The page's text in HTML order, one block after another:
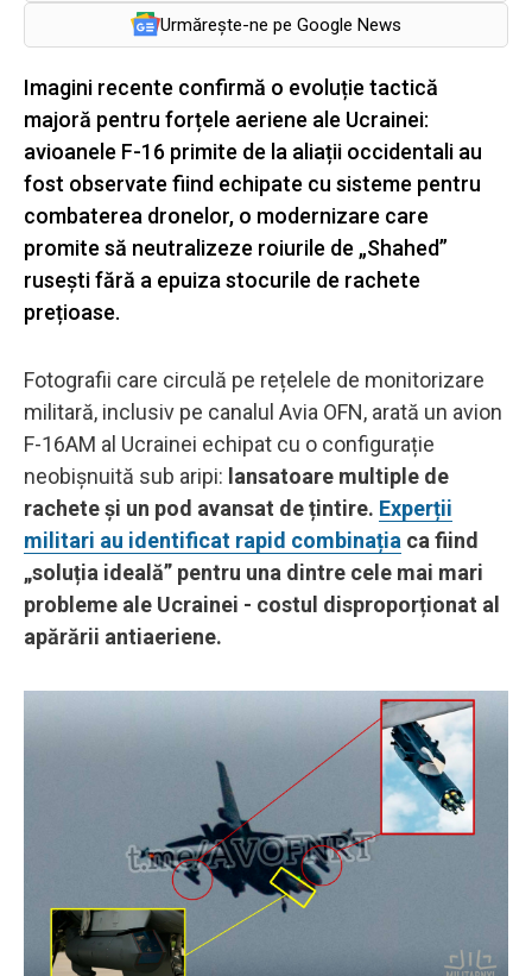
Urmărește-ne pe Google News
Imagini recente confirmă o evoluție tactică
majoră pentru forțele aeriene ale Ucrainei:
avioanele F-16 primite de la aliații occidentali au
fost observate fiind echipate cu sisteme pentru
combaterea dronelor, o modernizare care
promite să neutralizeze roiurile de „Shahed”
rusești fără a epuiza stocurile de rachete
prețioase.
Fotografii care circulă pe rețelele de monitorizare
militară, inclusiv pe canalul Avia OFN, arată un avion
F-16AM al Ucrainei echipat cu o configurație
neobișnuită sub aripi: lansatoare multiple de
rachete și un pod avansat de țintire. Experții
militari au identificat rapid combinația ca fiind
„soluția ideală” pentru una dintre cele mai mari
probleme ale Ucrainei - costul disproporționat al
apărării antiaeriene.